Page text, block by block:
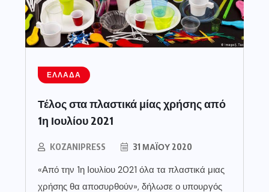
ΕΛΛΆΔΑ
Τέλος στα πλαστικά μίας χρήσης από
1η Ιουλίου 2021
KOZANIPRESS 31 ΜΑΪ́ΟΥ 2020
«Από την 1η Ιουλίου 2021 όλα τα πλαστικά μιας
χρήσης θα αποσυρθούν», δήλωσε ο υπουργός